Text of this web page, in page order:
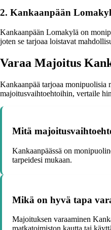
2. Kankaanpään
Kankaanpään Lomakylä on
joten se tarjoaa loistavat
Varaa Majoitus
Kankaanpää tarjoaa monipuolisia
majoitusvaihtoehtoihin, vertaile
Mitä
Kankaanpäässä on
tarpeidesi mukaan.
Mikä on hyvä tapa
Majoituksen varaaminen